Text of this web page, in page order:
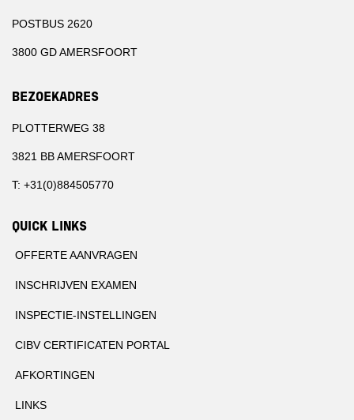
POSTBUS 2620
3800 GD AMERSFOORT
BEZOEKADRES
PLOTTERWEG 38
3821 BB AMERSFOORT
T: +31(0)884505770
QUICK LINKS
OFFERTE AANVRAGEN
INSCHRIJVEN EXAMEN
INSPECTIE-INSTELLINGEN
CIBV CERTIFICATEN PORTAL
AFKORTINGEN
LINKS